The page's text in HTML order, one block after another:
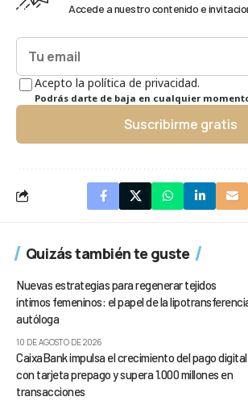
Accede a nuestro contenido e
Acepto la política de privacidad.
Podrás darte de baja en cualquier
Suscribirme gratis
Quizás también te guste
Nuevas estrategias para regenerar tejidos
íntimos femeninos: el papel de la
autóloga
10 DE AGOSTO DE 2026
CaixaBank impulsa el crecimiento del pago digital
con tarjeta prepago y supera 1.000 millones en
transacciones